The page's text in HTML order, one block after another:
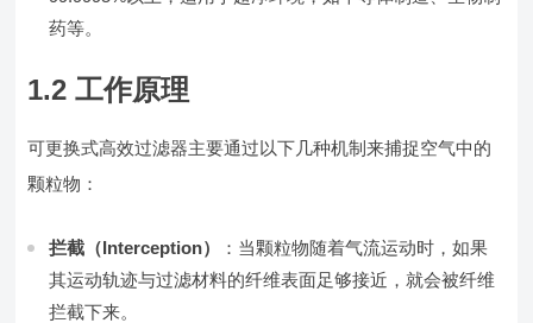
药等。
1.2 工作原理
可更换式高效过滤器主要通过以下几种机制来捕捉空气中的
颗粒物：
拦截（Interception）
：当颗粒物随着气流运动时，如果
其运动轨迹与过滤材料的纤维表面足够接近，就会被纤维
拦截下来。